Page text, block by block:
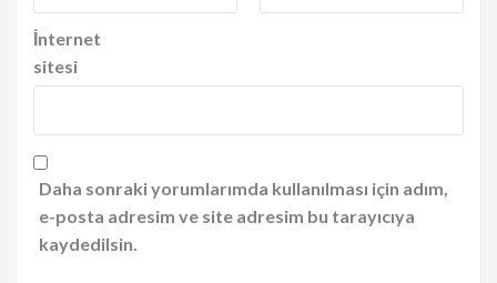
İnternet
sitesi
Daha sonraki yorumlarımda kullanılması için adım,
e-posta adresim ve site adresim bu tarayıcıya
kaydedilsin.